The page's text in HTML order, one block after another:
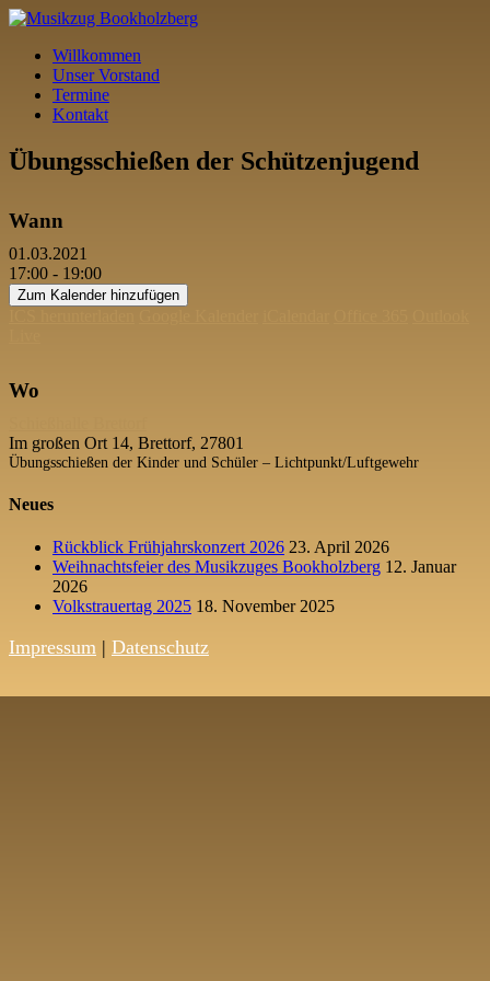
Willkommen
Unser Vorstand
Termine
Kontakt
Übungsschießen der Schützenjugend
Wann
01.03.2021
17:00 - 19:00
Zum Kalender hinzufügen
Wo
Im großen Ort 14, Brettorf, 27801
Übungsschießen der Kinder und Schüler – Lichtpunkt/Luftgewehr
Neues
Rückblick Frühjahrskonzert 2026 23. April 2026
Weihnachtsfeier des Musikzuges Bookholzberg 12. Januar
2026
Volkstrauertag 2025 18. November 2025
Impressum | Datenschutz